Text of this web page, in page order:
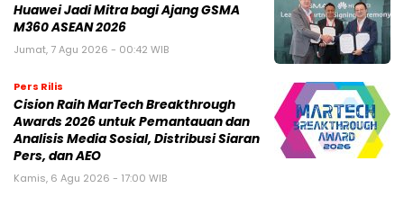
Huawei Jadi Mitra bagi Ajang GSMA
M360 ASEAN 2026
Jumat, 7 Agu 2026 - 00:42 WIB
Pers Rilis
Cision Raih MarTech Breakthrough
Awards 2026 untuk Pemantauan dan
Analisis Media Sosial, Distribusi Siaran
Pers, dan AEO
Kamis, 6 Agu 2026 - 17:00 WIB